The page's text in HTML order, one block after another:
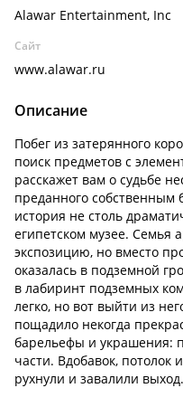
Alawar Entertainment, Inc
Сайт
www.alawar.ru
Описание
Побег из затерянного
поиск предметов с
расскажет вам о судьбе
преданного собственным
история не столь
египетском музее. Семья
экспозицию, но вместо
оказалась в подземной
в лабиринт подземных
легко, но вот выйти из
пощадило некогда
барельефы и украшения:
части. Вдобавок, потолок
рухнули и завалили выход.